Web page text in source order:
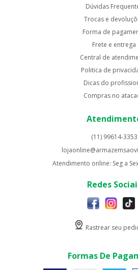
Dúvidas
Trocas e
Forma de
Frete e entrega
Central de
Politica de
Dicas do
Compras no
(11) 99614-3353
Atendimento online: Seg a
Redes
Rastrear seu
Formas De